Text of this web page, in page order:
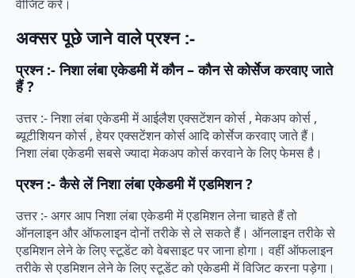
वीजिट करें।
अक्सर पूछे जाने वाले प्रश्न :-
प्रश्न :- निशा लंबा एकेडमी में कौन – कौन से कोर्सेज करवाए जाते
हैं ?
उत्तर :- निशा लंबा एकेडमी में आईलैश एक्सटेंशन कोर्स , मेकअप कोर्स ,
ब्यूटीशियन कोर्स , हेयर एक्सटेंशन कोर्स आदि कोर्सेज करवाए जाते हैं।
निशा लंबा एकेडमी सबसे ज्यादा मेकअप कोर्स करवाने के लिए फेमस है।
प्रश्न :- कैसे लें निशा लंबा एकेडमी में एडमिशन ?
उत्तर :- अगर आप निशा लंबा एकेडमी में एडमिशन लेना चाहते हैं तो
ऑनलाइन और ऑफलाइन दोनों तरीके से ले सकते हैं। ऑनलाइन तरीके से
एडमिशन लेने के लिए स्टूडेंट को वेबसाइट पर जाना होगा। वहीं ऑफलाइन
तरीके से एडमिशन लेने के लिए स्टूडेंट को एकेडमी में विजिट करना पड़ेगा।